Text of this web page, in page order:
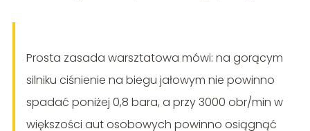
Prosta zasada warsztatowa mówi: na gorącym
silniku ciśnienie na biegu jałowym nie powinno
spadać poniżej 0,8 bara, a przy 3000 obr/min w
większości aut osobowych powinno osiągnąć